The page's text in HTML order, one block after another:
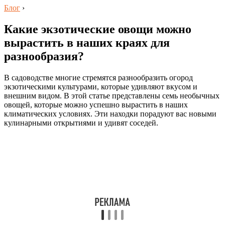
Блог ›
Какие экзотические овощи можно
вырастить в наших краях для
разнообразия?
В садоводстве многие стремятся разнообразить огород
экзотическими культурами, которые удивляют вкусом и
внешним видом. В этой статье представлены семь необычных
овощей, которые можно успешно вырастить в наших
климатических условиях. Эти находки порадуют вас новыми
кулинарными открытиями и удивят соседей.